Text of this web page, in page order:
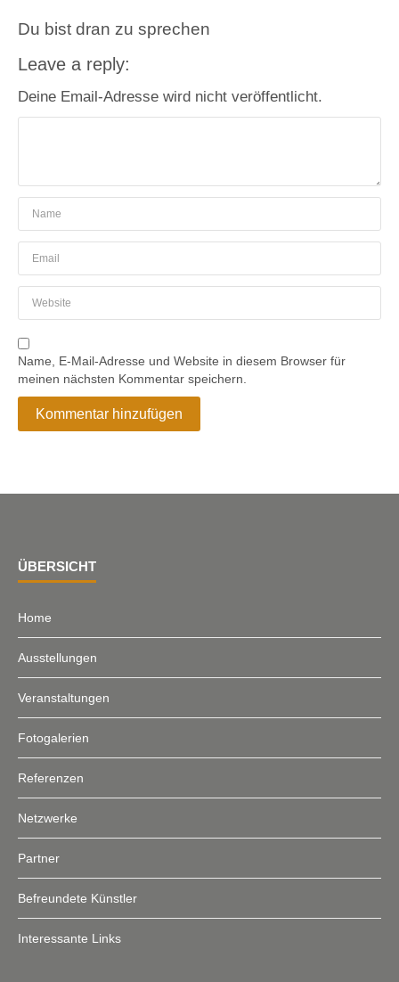
Du bist dran zu sprechen
Leave a reply:
Deine Email-Adresse wird nicht veröffentlicht.
Name, E-Mail-Adresse und Website in diesem Browser für
meinen nächsten Kommentar speichern.
ÜBERSICHT
Home
Ausstellungen
Veranstaltungen
Fotogalerien
Referenzen
Netzwerke
Partner
Befreundete Künstler
Interessante Links